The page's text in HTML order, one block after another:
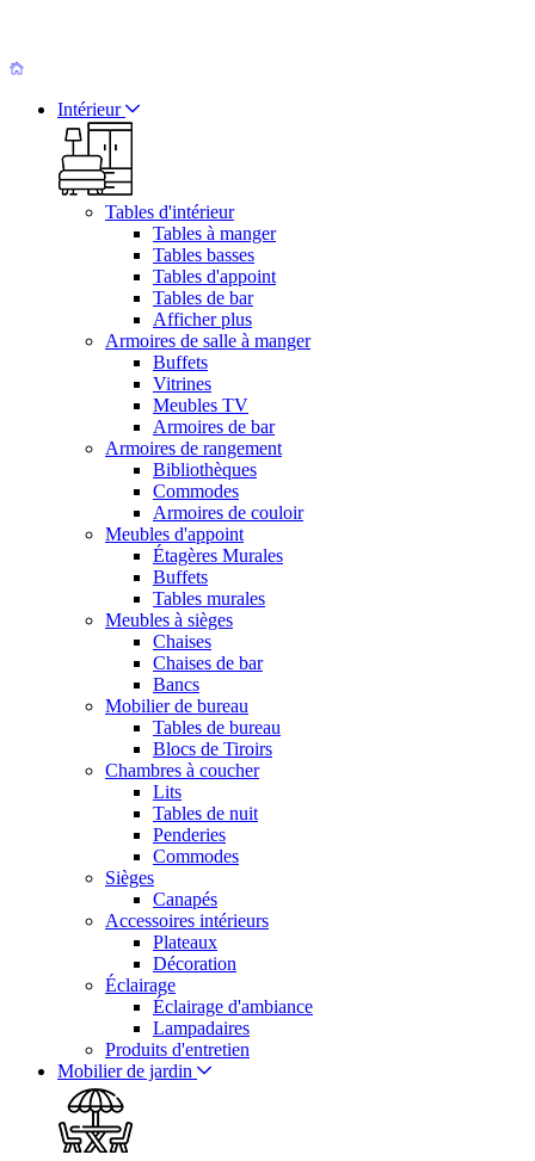
Intérieur
Tables d'intérieur
Tables à manger
Tables basses
Tables d'appoint
Tables de bar
Afficher plus
Armoires de salle à manger
Buffets
Vitrines
Meubles TV
Armoires de bar
Armoires de rangement
Bibliothèques
Commodes
Armoires de couloir
Meubles d'appoint
Étagères Murales
Buffets
Tables murales
Meubles à sièges
Chaises
Chaises de bar
Bancs
Mobilier de bureau
Tables de bureau
Blocs de Tiroirs
Chambres à coucher
Lits
Tables de nuit
Penderies
Commodes
Sièges
Canapés
Accessoires intérieurs
Plateaux
Décoration
Éclairage
Éclairage d'ambiance
Lampadaires
Produits d'entretien
Mobilier de jardin